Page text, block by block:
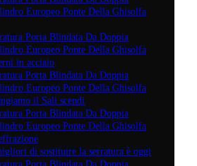
Europeo Ponte Della Ghisolfa
Porta Blindata Da Doppia
Europeo Ponte Della Ghisolfa
in acciaio
Porta Blindata Da Doppia
Europeo Ponte Della Ghisolfa
il Sali scendi
Porta Blindata Da Doppia
Europeo Ponte Della Ghisolfa
di sostituire la serratura è oggi